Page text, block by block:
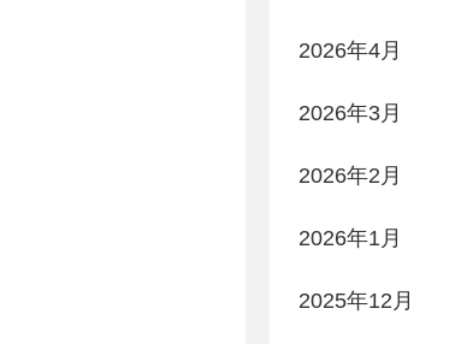
2026年4月
2026年3月
2026年2月
2026年1月
2025年12月